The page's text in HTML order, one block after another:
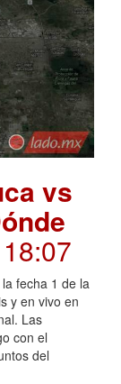
vs
fecha 1 de la
y en vivo en
Las
con el
del